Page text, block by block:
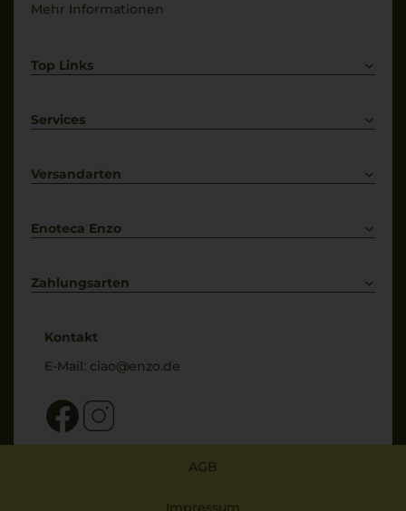
Mehr Informationen
Top Links
Weißwein
Services
Kontakt
Versandarten
Enoteca Enzo
Bewertungs-Richtlinien
Zahlungsarten
Kontakt
E-Mail: ciao@enzo.de
AGB
Impressum